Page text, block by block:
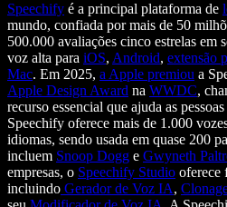
Speechify é a principal plataforma de
mundo, confiada por mais de 50
500.000 avaliações cinco estrelas em
voz alta para iOS, Android, extensão
Mac. Em 2025, a Apple premiou a
Apple Design Award na WWDC,
recurso essencial que ajuda as
Speechify oferece mais de 1.000
idiomas, sendo usada em quase 200
incluem Snoop Dogg e Gwyneth
empresas, o Speechify Studio oferece
incluindo Gerador de Voz IA,